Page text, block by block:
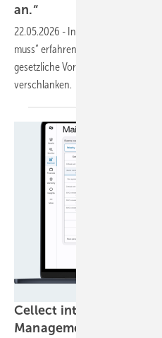
an.“
22.05.2026 - In der neuen Folge
muss“ erfahren Sie, wie es mithilfe
gesetzliche Vorgaben einzuhalten
verschlanken.
Cellect integriert
Management-Plattform